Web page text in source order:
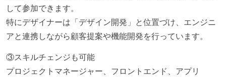
して参加できます。
特にデザイナーは「デザイン開発」と位置づけ、エンジニ
アと連携しながら顧客提案や機能開発を行っています。
③スキルチェンジも可能
プロジェクトマネージャー、フロントエンド、アプリ